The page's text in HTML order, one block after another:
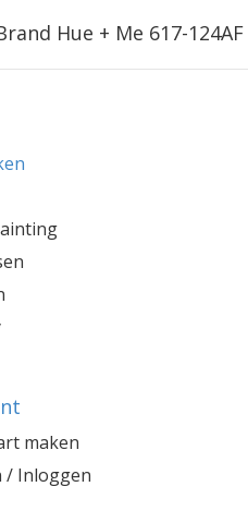
Hue + Me 617-
maken
/ Inloggen